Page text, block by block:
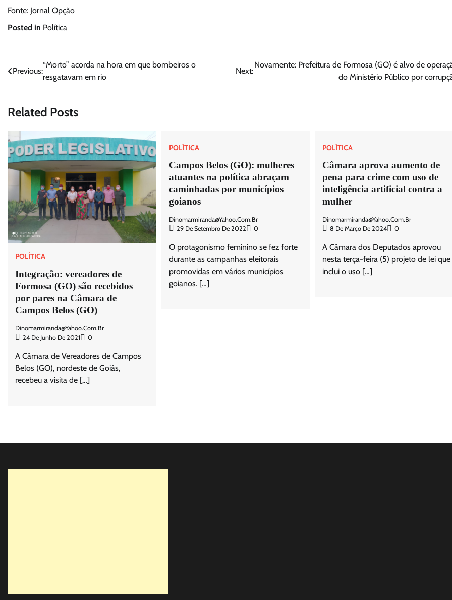
Fonte: Jornal Opção
Posted in Política
Navegação
Post
Previous:
“Morto” acorda na hora em que bombeiros o
resgatavam em rio
Next:
Novamente: Prefeitura de Formosa (GO) é alvo de
do Ministério Público por
Related Posts
POLÍTICA
Integração: vereadores de
Formosa (GO) são recebidos
por pares na Câmara de
Campos Belos (GO)
Dinomarmiranda@yahoo.com.br
24 De Junho De 2021
0
A Câmara de Vereadores de Campos
Belos (GO), nordeste de Goiás,
recebeu a visita de […]
POLÍTICA
Campos Belos (GO): mulheres
atuantes na política abraçam
caminhadas por municípios
goianos
Dinomarmiranda@yahoo.com.br
29 De Setembro De 2022
0
O protagonismo feminino se fez forte
durante as campanhas eleitorais
promovidas em vários municípios
goianos. […]
POLÍTICA
Câmara aprova aumento de
pena para crime com uso de
inteligência artificial contra a
mulher
Dinomarmiranda@yahoo.com.br
8 De Março De 2024
0
A Câmara dos Deputados aprovou
nesta terça-feira (5) projeto de lei que
inclui o uso […]